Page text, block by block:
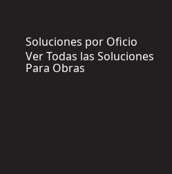
Soluciones por Oficio
Ver Todas las Soluciones
Para Obras